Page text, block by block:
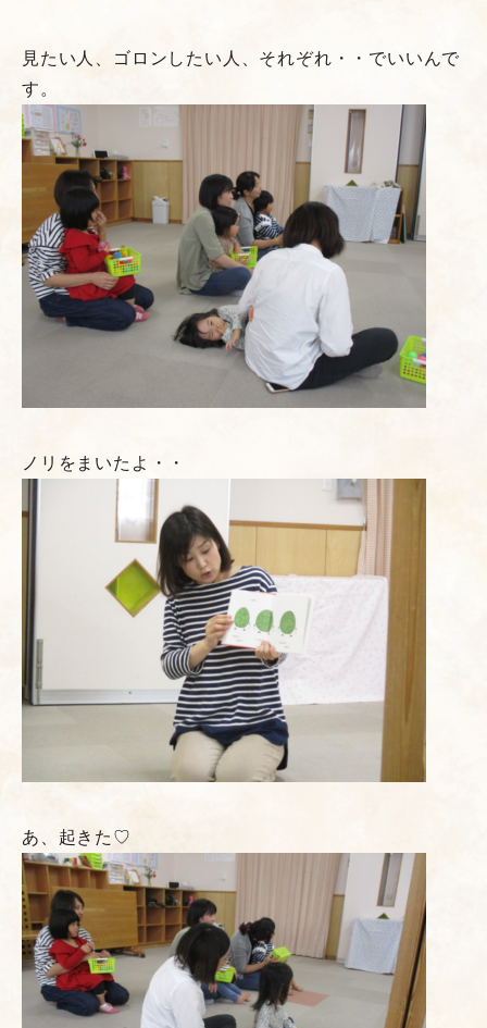
見たい人、ゴロンしたい人、それぞれ・・でいいんで
す。
ノリをまいたよ・・
あ、起きた♡